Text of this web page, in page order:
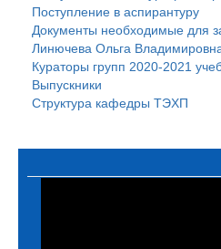
Поступление в аспирантуру
Документы необходимые для
Линючева Ольга
Кураторы групп 2020-2021
Выпускники
Структура кафедры ТЭХП